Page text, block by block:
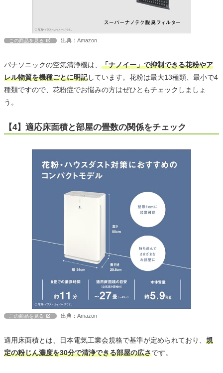
この商品を見る 出典：Amazon
パナソニックの空気清浄機は、 「ナノイー」で抑制できる花粉やア
レル物質を機種ごとに明記しています。花粉は最大13種類、最小で4
種類ですので、花粉症でお悩みの方はぜひともチェックしましょ
う。
【4】適応床面積と部屋の畳数の関係をチェック
この商品を見る 出典：Amazon
適用床面積とは、日本電気工業会規格で基準が定められており、 規
定の粉じん濃度を30分で清浄できる部屋の広さです。